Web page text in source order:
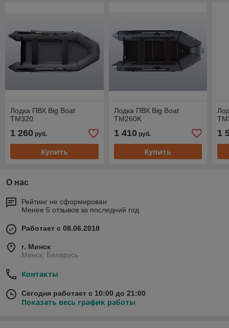
Лодка ПВХ Big Boat
TM320
1 260 руб.
Купить
Лодка ПВХ Big Boat
TM260K
1 410руб.
Купить
1
О нас
Рейтинг не сформирован
Менее 5 отзывов за последний год
Работает с 08.06.2018
г. Минск
Минск, Беларусь
Контакты
Сегодня работает с 10:00 до 21:00
Показать весь график работы